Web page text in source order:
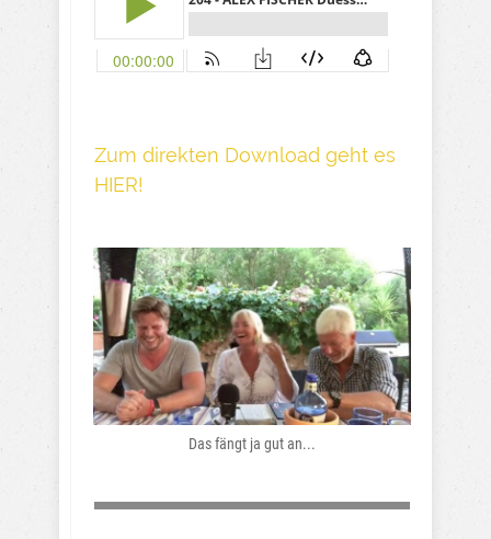
Z um direkte n Download geh t es
HIER!
Das fängt ja gut an...